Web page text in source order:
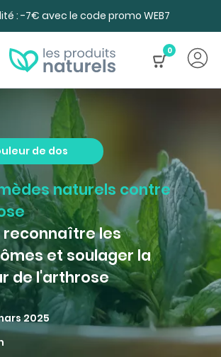
: -7€ avec le code promo WEB7
0
de dos
naturels contre
reconnaître les
et soulager la
de l'arthrose
2025
des cookies